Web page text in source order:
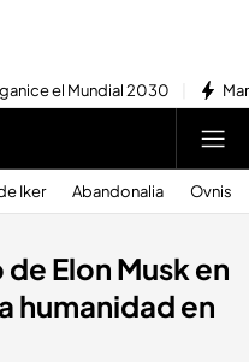
el Mundial 2030
Iker Abandonalia Ovnis
Elon Musk en
humanidad en